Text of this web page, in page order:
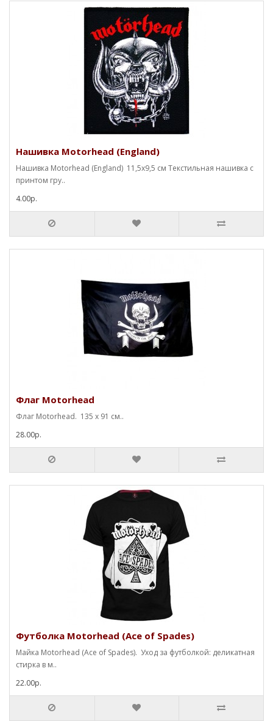
Нашивка Motorhead (England)
Нашивка Motorhead (England) 11,5х9,5 см Текстильная нашивка с
принтом гру..
4.00р.
Флаг Motorhead
Флаг Motorhead. 135 х 91 см..
28.00р.
Футболка Motorhead (Ace of Spades)
Майка Motorhead (Ace of Spades). Уход за футболкой: деликатная
стирка в м..
22.00р.